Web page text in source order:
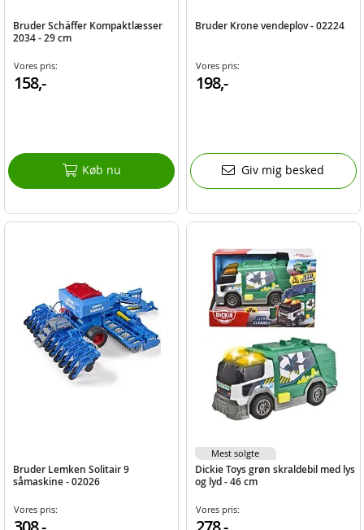
Bruder Schäffer Kompaktlæsser
2034 - 29 cm
Vores pris:
158,-
Køb nu
Bruder Krone vendeplov - 02224
Vores pris:
198,-
Giv mig besked
Bruder Lemken Solitair 9
såmaskine - 02026
Vores pris:
Dickie Toys grøn skraldebil med lys
og lyd - 46 cm
Vores pris:
Mest solgte